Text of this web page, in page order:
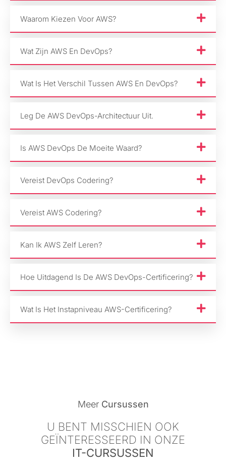
Waarom Kiezen Voor AWS?
Wat Zijn AWS En DevOps?
Wat Is Het Verschil Tussen AWS En DevOps?
Leg De AWS DevOps-Architectuur Uit.
Is AWS DevOps De Moeite Waard?
Vereist DevOps Codering?
Vereist AWS Codering?
Kan Ik AWS Zelf Leren?
Hoe Uitdagend Is De AWS DevOps-Certificering?
Wat Is Het Instapniveau AWS-Certificering?
Meer Cursussen
U BENT MISSCHIEN OOK
GEÏNTERESSEERD IN ONZE
IT-CURSUSSEN